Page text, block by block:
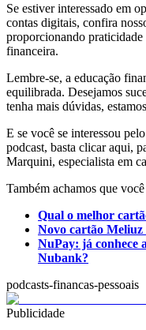
Se estiver interessado em
contas digitais, confira
proporcionando
financeira.
Lembre-se, a educação
equilibrada. Desejamos
tenha mais dúvidas,
E se você se interessou
podcast, basta clicar aqui,
Marquini, especialista em
Também achamos que
Qual o melhor
Novo cartão Meliuz
NuPay: já conhece
Nubank?
podcasts-financas-pessoais
Publicidade